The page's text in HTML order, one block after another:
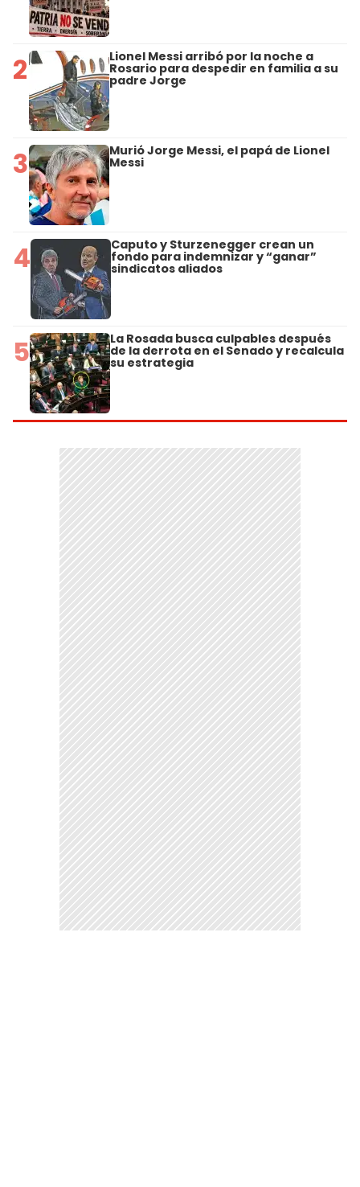
2 Lionel Messi arribó por la noche a
Rosario para despedir en familia a su
padre Jorge
3 Murió Jorge Messi, el papá de Lionel
Messi
4 Caputo y Sturzenegger crean un
fondo para indemnizar y “ganar”
sindicatos aliados
5 La Rosada busca culpables después
de la derrota en el Senado y recalcula
su estrategia